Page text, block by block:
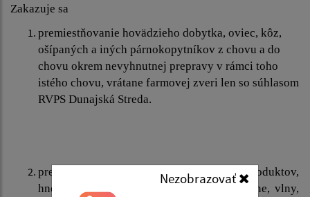
Zakazuje sa
premiestňovanie hovädzieho dobytka, oviec, kôz,
ošípaných a iných párnokopytníkov z chovu a do
chovu okrem nevyhnutnej prepravy v rámci toho
istého chovu, vrátane farmovej zveri len so súhlasom
RVPS Dunajská Streda.
premiestňovanie vedľajších živočíšnych produktov,
hnoja, vrátane podstielky, steliva, kože, usne, vlny,
Nezobrazovať